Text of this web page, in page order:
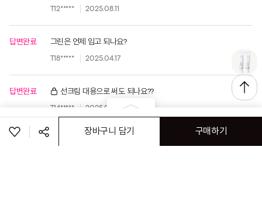
옵션을 선택해주세요장바구니 담기 구매하기
T12***** 2025.08.11
답변완료 그린은 언제 입고 되나요?
T18***** 2025.04.17
답변완료 선크림 대용으로 써도 되나요??
T14***** 2025.04.05